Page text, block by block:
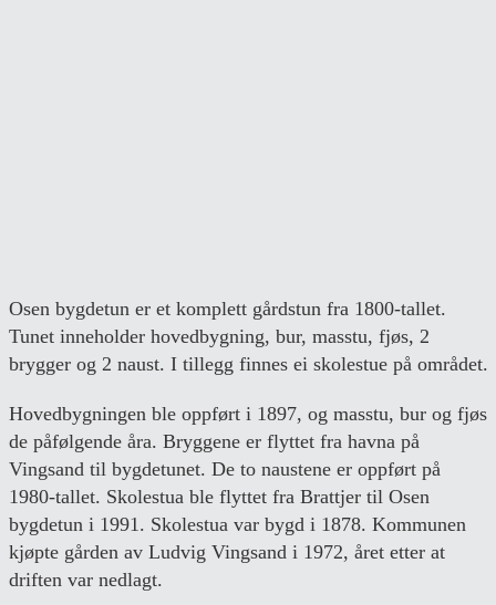
Osen bygdetun er et komplett gårdstun fra 1800-tallet.
Tunet inneholder hovedbygning, bur, masstu, fjøs, 2
brygger og 2 naust. I tillegg finnes ei skolestue på området.
Hovedbygningen ble oppført i 1897, og masstu, bur og fjøs
de påfølgende åra. Bryggene er flyttet fra havna på
Vingsand til bygdetunet. De to naustene er oppført på
1980-tallet. Skolestua ble flyttet fra Brattjer til Osen
bygdetun i 1991. Skolestua var bygd i 1878. Kommunen
kjøpte gården av Ludvig Vingsand i 1972, året etter at
driften var nedlagt.